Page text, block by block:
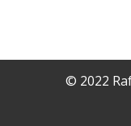
© 2022